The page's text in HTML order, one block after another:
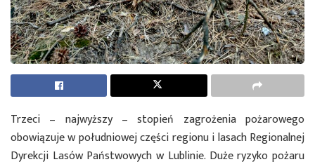
Trzeci – najwyższy – stopień zagrożenia pożarowego
obowiązuje w południowej części regionu i lasach Regionalnej
Dyrekcji Lasów Państwowych w Lublinie. Duże ryzyko pożaru